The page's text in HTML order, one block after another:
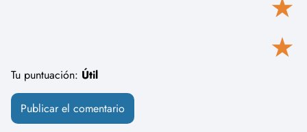
★
Tu puntuación: Útil